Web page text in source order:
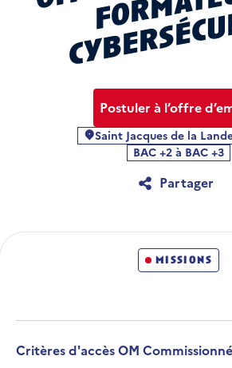
Postuler à l’offre
Localité
Saint Jacques de la
BAC +2 à BAC +3
Partager
missions
Critères d'accès OM Commissionné
Développer la section